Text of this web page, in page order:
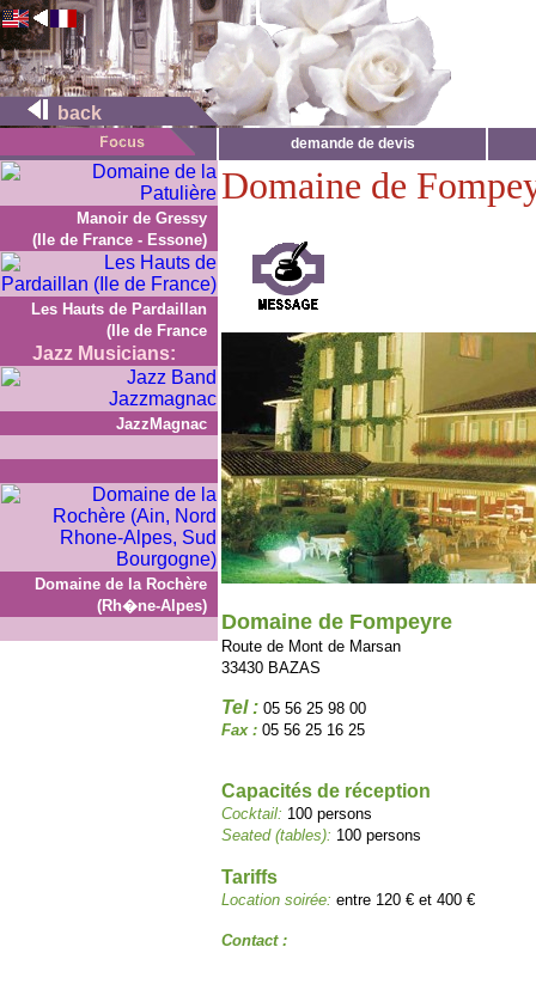
back
demande de devis
Manoir de Gressy
(Ile de France - Essone)
Les Hauts de Pardaillan
(Ile de France
Jazz Musicians:
JazzMagnac
Domaine de la Rochère
(Rh�ne-Alpes)
Domaine de
Domaine de Fompeyre
Route de Mont de Marsan
33430 BAZAS
Tel : 05 56 25 98 00
Fax : 05 56 25 16 25
Capacités de réception
Cocktail: 100 persons
Seated (tables): 100 persons
Tariffs
Location soirée: entre 120 € et 400 €
Contact :